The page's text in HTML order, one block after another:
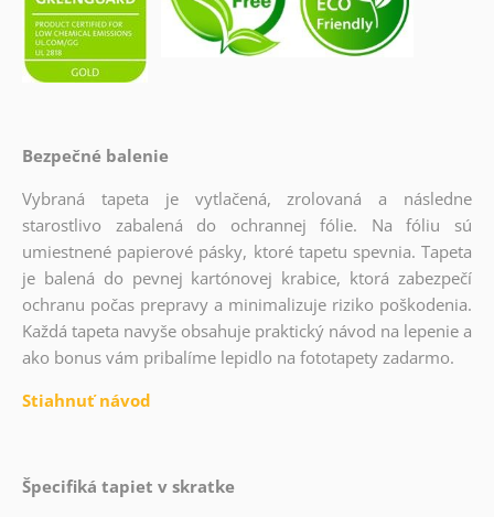
Bezpečné balenie
Vybraná tapeta je vytlačená, zrolovaná a následne
starostlivo zabalená do ochrannej fólie. Na fóliu sú
umiestnené papierové pásky, ktoré tapetu spevnia. Tapeta
je balená do pevnej kartónovej krabice, ktorá zabezpečí
ochranu počas prepravy a minimalizuje riziko poškodenia.
Každá tapeta navyše obsahuje praktický návod na lepenie a
ako bonus vám pribalíme lepidlo na fototapety zadarmo.
Stiahnuť návod
Špecifiká tapiet v skratke